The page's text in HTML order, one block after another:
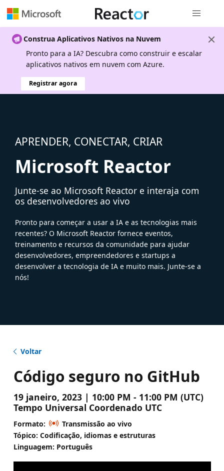
Construa Aplicativos Nativos na Nuvem
Pronto para a IA? Descubra como construir e escalar
aplicativos nativos em nuvem com Azure.
Registrar agora
APRENDER, CONECTAR, CRIAR
Microsoft Reactor
Junte-se ao Microsoft Reactor e interaja com
os desenvolvedores ao vivo
Pronto para começar a usar a IA e as tecnologias mais
recentes? O Microsoft Reactor fornece eventos,
treinamento e recursos da comunidade para ajudar
desenvolvedores, empreendedores e startups a
desenvolver a tecnologia de IA e muito mais. Junte-se a
nós!
Voltar
Código seguro no GitHub
19 janeiro, 2023 | 10:00 PM - 11:00 PM (UTC)
Tempo Universal Coordenado UTC
Formato:
Transmissão ao vivo
Tópico: Codificação, idiomas e estruturas
Linguagem: Português